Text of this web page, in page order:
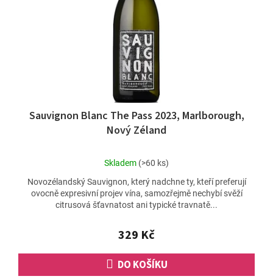
Sauvignon Blanc The Pass 2023, Marlborough,
Nový Zéland
Průměrné
produktu
je
5,0
5
hvězdiček.
Skladem (>60 ks)
329 Kč
DO KOŠÍKU
Novozélandský Sauvignon, který nadchne ty, kteří preferují
ovocně expresivní projev vína, samozřejmě nechybí svěží
citrusová šťavnatost ani typické travnatě...